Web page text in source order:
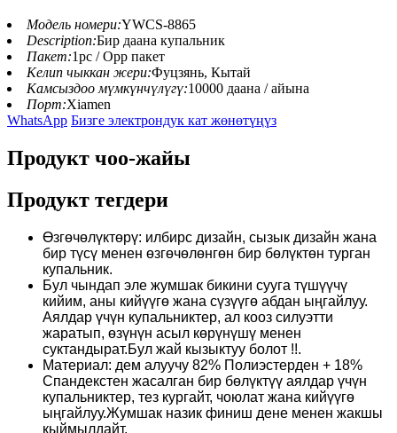
Модель номери:YWCS-8865
Description:Бир даана купальник
Пакет:1pc / Opp пакет
Келип чыккан жери:Фуцзянь, Кытай
Камсыздоо мүмкүнчүлүгү:10000 даана / айына
Порт:Xiamen
WhatsApp Бизге электрондук кат жөнөтүңүз
Продукт чоо-жайы
Продукт тегдери
Өзгөчөлүктөрү: илбирс дизайн, сызык дизайн жана
бир түсү менен өзгөчөлөнгөн бир бөлүктөн турган
купальник.
Бул чындап эле жумшак бикини сууга түшүүчү
кийим, аны кийүүгө жана сүзүүгө абдан ыңгайлуу.
Аялдар үчүн купальниктер, ал кооз силуэтти
жаратып, өзүнүн асыл көрүнүшү менен
суктандырат.Бул жай кызыктуу болот !!.
Материал: дем алуучу 82% Полиэстерден + 18%
Спандекстен жасалган бир бөлүктүү аялдар үчүн
купальниктер, тез кургайт, чоюлат жана кийүүгө
ыңгайлуу.Жумшак назик финиш дене менен жакшы
кыймылдайт.